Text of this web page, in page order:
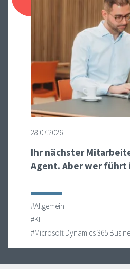
28.07.2026
Ihr nächster
Agent. Aber wer führt
#Allgemein
#KI
#Microsoft Dynamics 365